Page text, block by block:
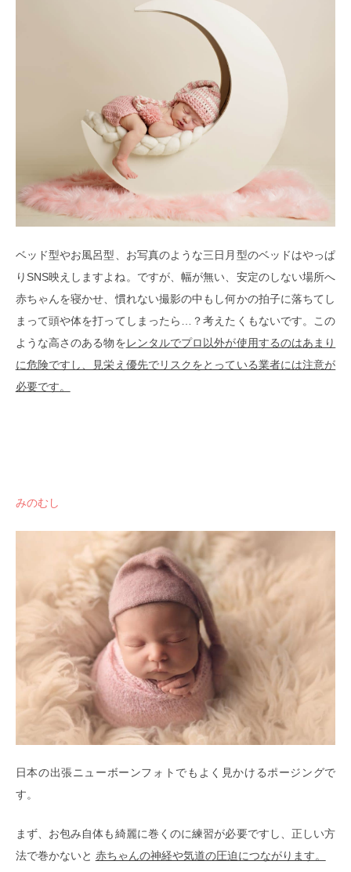
ベッド型やお風呂型、お写真のような三日月型のベッドはやっぱ
りSNS映えしますよね。ですが、幅が無い、安定のしない場所へ
赤ちゃんを寝かせ、慣れない撮影の中もし何かの拍子に落ちてし
まって頭や体を打ってしまったら…？考えたくもないです。この
ような高さのある物をレンタルでプロ以外が使用するのはあまり
に危険ですし、見栄え優先でリスクをとっている業者には注意が
必要です。
みのむし
日本の出張ニューボーンフォトでもよく見かけるポージングで
す。
まず、お包み自体も綺麗に巻くのに練習が必要ですし、正しい方
法で巻かないと 赤ちゃんの神経や気道の圧迫につながります。